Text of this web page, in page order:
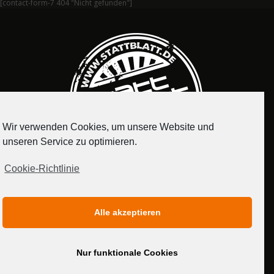
[contact-form-7 404 "Nicht gefunden"]
MEDIADATEN
Wir verwenden Cookies, um unsere Website und
unseren Service zu optimieren.
Cookie-Richtlinie
Alle akzeptieren
Nur funktionale Cookies